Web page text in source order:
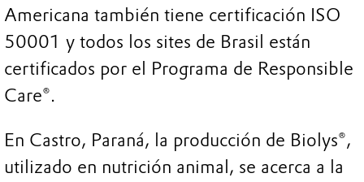
Americana también tiene certificación ISO
50001 y todos los sites de Brasil están
certificados por el Programa de Responsible
Care®.
En Castro, Paraná, la producción de Biolys®,
utilizado en nutrición animal, se acerca a la